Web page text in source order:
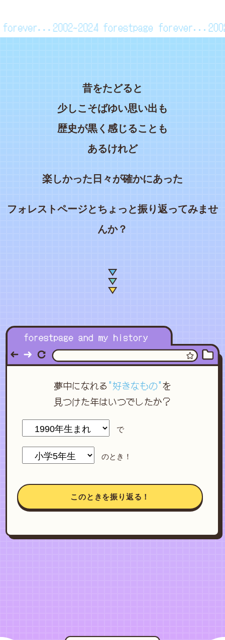
forever...2002~2024 forestpage
昔をたどると
少しこそばゆい思い出も
歴史が黒く感じることも
あるけれど
楽しかった日々が確かにあった
フォレストページとちょっと振り返ってみませ
んか？
夢中になれる"好きなもの"を
見つけた年はいつでしたか？
で
のとき！
このときを振り返る！